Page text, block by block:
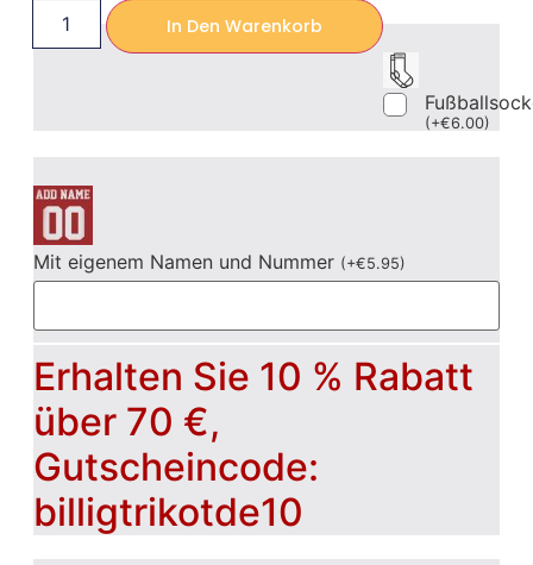
In Den Warenkorb
(+€6.00)
Mit eigenem Namen und Nummer (+€5.95)
Erhalten Sie 10 % Rabatt
über 70 €,
Gutscheincode:
billigtrikotde10